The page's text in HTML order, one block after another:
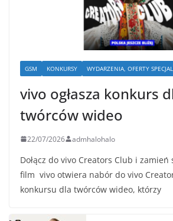
GSM KONKURSY WYDARZENIA, OFERTY
vivo ogłasza konkurs
twórców wideo
22/07/2026 admhalohalo
Dołącz do vivo Creators Club i zamień
film vivo otwiera nabór do vivo
konkursu dla twórców wideo, którzy